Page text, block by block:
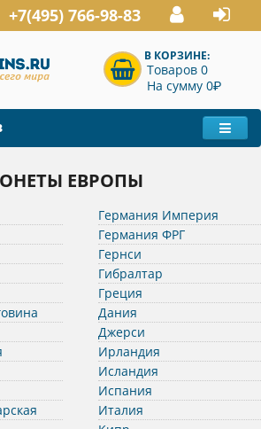
+7(495) 766-98-83
В КОРЗИНЕ:
Товаров 0
На сумму 0P
ЕВРОПЫ
Германия Империя
Германия ФРГ
Гернси
Гибралтар
Греция
Дания
Джерси
Ирландия
Исландия
Испания
Италия